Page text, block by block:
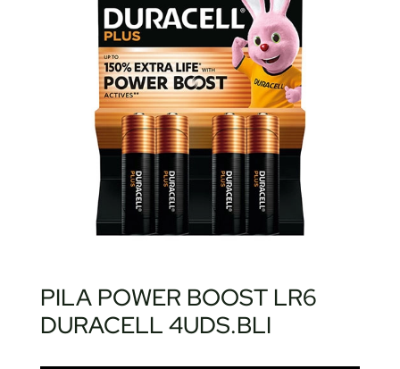
PILA POWER BOOST LR6
DURACELL 4UDS.BLI